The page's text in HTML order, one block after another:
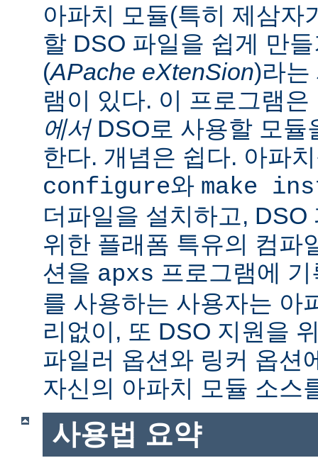
아파치 모듈(특히 제삼자
할 DSO 파일을 쉽게 만
(APache eXtenSion)라는
램이 있다. 이 프로그램
에서DSO로 사용할 모듈
한다. 개념은 쉽다. 아파
configure와 make
더파일을 설치하고,
위한 플래폼 특유의 컴파
션을 apxs 프로그램에
를 사용하는 사용자는 아
리없이, 또 DSO 지원을
파일러 옵션와 링커 옵션
자신의 아파치 모듈 소스
사용법 요약